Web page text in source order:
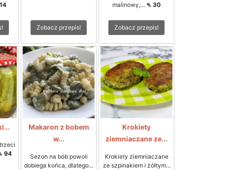
Zobacz przepis!
malinowy,... ⇖ 30
Zobacz przepis!
94
Makaron z bobem
w...
Sezon na bób powoli
dobiega końca, dlatego...
Krokiety
ziemniaczane ze...
Krokiety ziemniaczane
ze szpinakiem i żółtym...